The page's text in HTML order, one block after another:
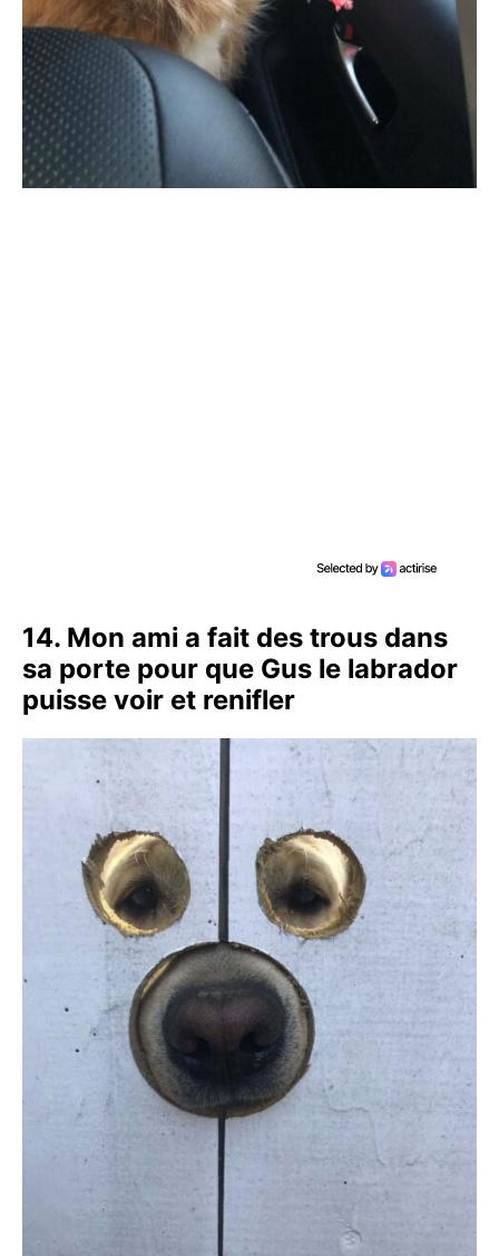
14. Mon ami a fait des trous dans
sa porte pour que Gus le labrador
puisse voir et renifler